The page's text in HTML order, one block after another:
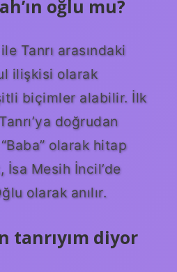
oğlu mu?
Tanrı arasındaki
ilişkisi olarak
biçimler alabilir. İlk
doğrudan
olarak hitap
İsa Mesih İncil’de
olarak anılır.
tanrıyım diyor